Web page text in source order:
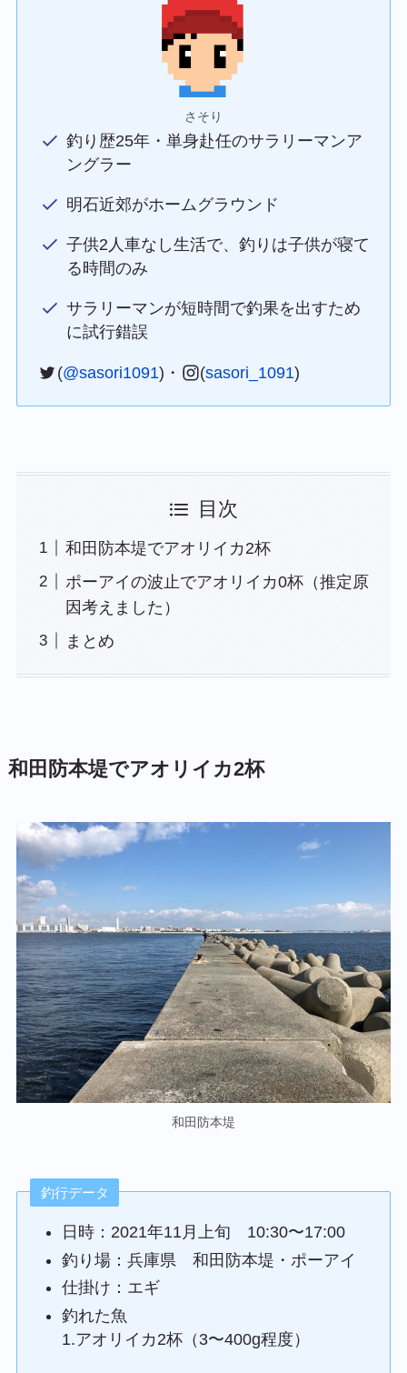
さそり
釣り歴25年・単身赴任のサラリーマンア
ングラー
明石近郊がホームグラウンド
子供2人車なし生活で、釣りは子供が寝て
る時間のみ
サラリーマンが短時間で釣果を出すため
に試行錯誤
(@sasori1091)・ (sasori_1091)
目次
和田防本堤でアオリイカ2杯
ポーアイの波止でアオリイカ0杯（推定原
因考えました）
まとめ
和田防本堤でアオリイカ2杯
和田防本堤
釣行データ
日時：2021年11月上旬 10:30〜17:00
釣り場：兵庫県 和田防本堤・ポーアイ
仕掛け：エギ
釣れた魚
1.アオリイカ2杯（3〜400g程度）